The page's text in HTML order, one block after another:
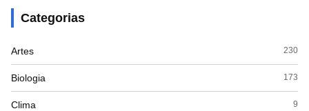
Categorias
Artes 230
Biologia 173
Clima 9